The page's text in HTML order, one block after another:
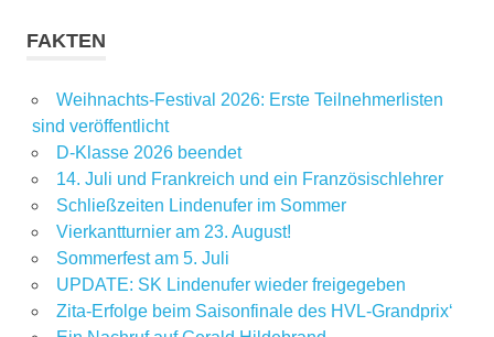
FAKTEN
Weihnachts-Festival 2026: Erste Teilnehmerlisten
sind veröffentlicht
D-Klasse 2026 beendet
14. Juli und Frankreich und ein Französischlehrer
Schließzeiten Lindenufer im Sommer
Vierkantturnier am 23. August!
Sommerfest am 5. Juli
UPDATE: SK Lindenufer wieder freigegeben
Zita-Erfolge beim Saisonfinale des HVL-Grandprix‘